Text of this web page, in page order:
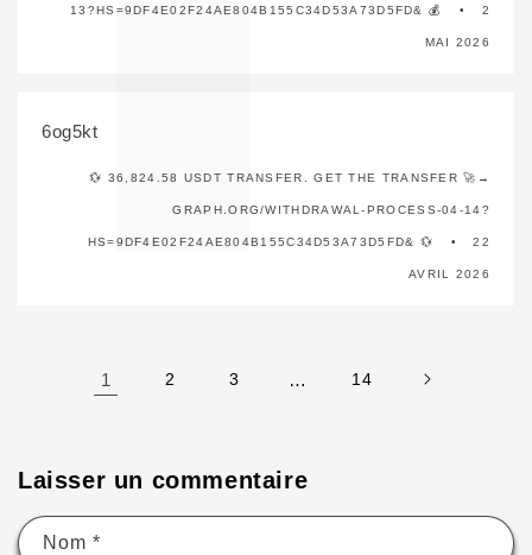
13?HS=9DF4E02F24AE804B155C34D53A73D5FD& 💰 2
MAI 2026
6og5kt
💱 36,824.58 USDT TRANSFER. GET THE TRANSFER 🚀→
GRAPH.ORG/WITHDRAWAL-PROCESS-04-14?
HS=9DF4E02F24AE804B155C34D53A73D5FD& 💱 22
AVRIL 2026
1 2 3 … 14
Laisser un commentaire
Nom *